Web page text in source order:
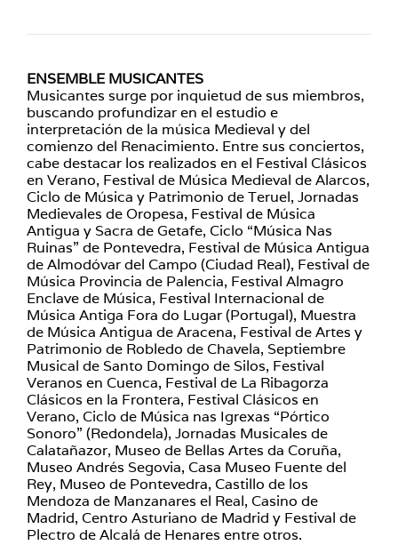
ENSEMBLE MUSICANTES
Musicantes surge por inquietud de sus miembros,
buscando profundizar en el estudio e
interpretación de la música Medieval y del
comienzo del Renacimiento. Entre sus conciertos,
cabe destacar los realizados en el Festival Clásicos
en Verano, Festival de Música Medieval de Alarcos,
Ciclo de Música y Patrimonio de Teruel, Jornadas
Medievales de Oropesa, Festival de Música
Antigua y Sacra de Getafe, Ciclo “Música Nas
Ruinas” de Pontevedra, Festival de Música Antigua
de Almodóvar del Campo (Ciudad Real), Festival de
Música Provincia de Palencia, Festival Almagro
Enclave de Música, Festival Internacional de
Música Antiga Fora do Lugar (Portugal), Muestra
de Música Antigua de Aracena, Festival de Artes y
Patrimonio de Robledo de Chavela, Septiembre
Musical de Santo Domingo de Silos, Festival
Veranos en Cuenca, Festival de La Ribagorza
Clásicos en la Frontera, Festival Clásicos en
Verano, Ciclo de Música nas Igrexas “Pórtico
Sonoro” (Redondela), Jornadas Musicales de
Calatañazor, Museo de Bellas Artes da Coruña,
Museo Andrés Segovia, Casa Museo Fuente del
Rey, Museo de Pontevedra, Castillo de los
Mendoza de Manzanares el Real, Casino de
Madrid, Centro Asturiano de Madrid y Festival de
Plectro de Alcalá de Henares entre otros.